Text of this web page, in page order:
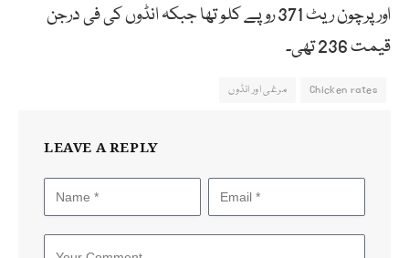
اور پرچون ریٹ 371 روپے کلو تھا جبکہ انڈوں کی فی درجن
قیمت 236 تھی۔
Chicken rates مرغی اور انڈوں
LEAVE A REPLY